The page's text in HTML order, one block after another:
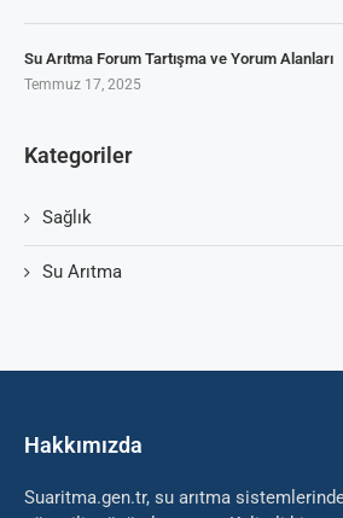
Su Arıtma Forum Tartışma ve Yorum Alanları
Temmuz 17, 2025
Kategoriler
Sağlık
Su Arıtma
Hakkımızda
Suaritma.gen.tr, su arıtma